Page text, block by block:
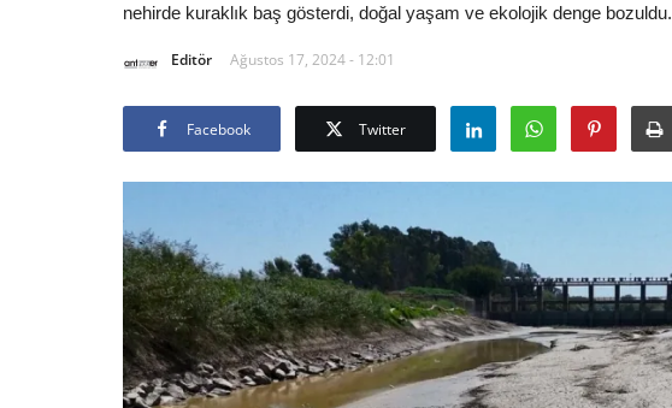
nehirde kuraklık baş gösterdi, doğal yaşam ve ekolojik denge bozuldu.
Editör Ağustos 17, 2024 - 12:01
Facebook Twitter